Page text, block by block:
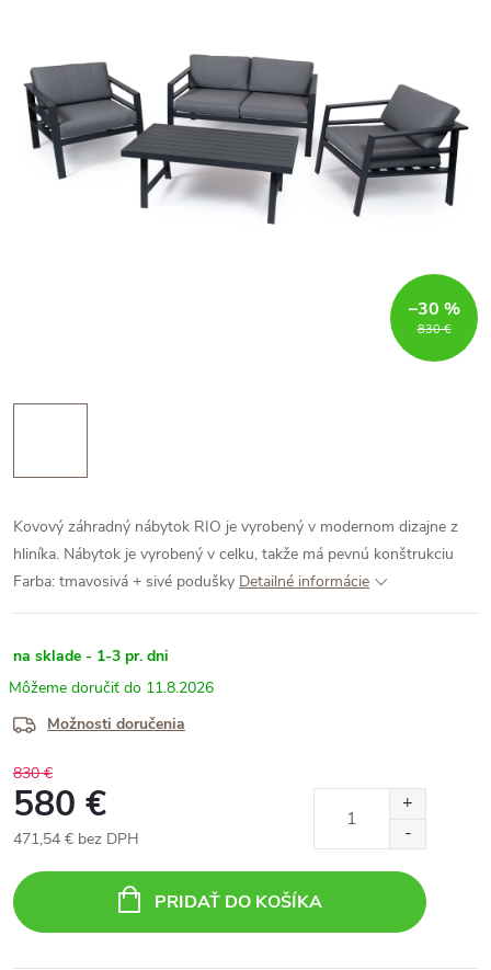
830 €
–30 %
Kovový záhradný nábytok RIO je vyrobený v modernom dizajne z
hliníka. Nábytok je vyrobený v celku, takže má pevnú konštrukciu
Farba: tmavosivá + sivé podušky Detailné informácie
na sklade - 1-3 pr. dni
11.8.2026
Možnosti doručenia
830 €
580 €
471,54 € bez DPH
cena:
PRIDAŤ DO KOŠÍKA